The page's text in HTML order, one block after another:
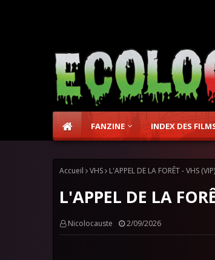
FANZINE INDEX DES
Accueil VHS L'APPEL DE LA FORÊT - VHS
L'APPEL DE LA
Nicolocauste 2/09/2026